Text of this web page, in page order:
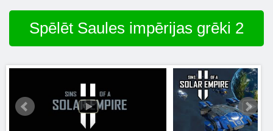
Spēlēt Saules impērijas grēki 2